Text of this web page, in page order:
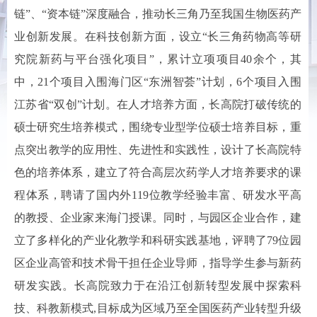
链”、“资本链”深度融合，推动长三角乃至我国生物医药产
业创新发展。在科技创新方面，设立“长三角药物高等研
究院新药与平台强化项目”，累计立项项目40余个，其
中，21个项目入围海门区“东洲智荟”计划，6个项目入围
江苏省“双创”计划。在人才培养方面，长高院打破传统的
硕士研究生培养模式，围绕专业型学位硕士培养目标，重
点突出教学的应用性、先进性和实践性，设计了长高院特
色的培养体系，建立了符合高层次药学人才培养要求的课
程体系，聘请了国内外119位教学经验丰富、研发水平高
的教授、企业家来海门授课。同时，与园区企业合作，建
立了多样化的产业化教学和科研实践基地，评聘了79位园
区企业高管和技术骨干担任企业导师，指导学生参与新药
研发实践。长高院致力于在沿江创新转型发展中探索科
技、科教新模式,目标成为区域乃至全国医药产业转型升级